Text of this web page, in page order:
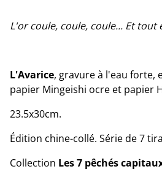
L'or coule, coule, coule... Et tout
L'Avarice, gravure à l'eau forte,
papier Mingeishi ocre et papier
23.5x30cm.
Édition chine-collé. Série de 7
Collection Les 7 pêchés